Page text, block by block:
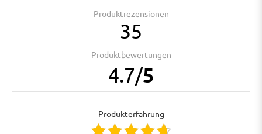
Produktrezensionen
35
Produktbewertungen
4.7/5
Produkterfahrung